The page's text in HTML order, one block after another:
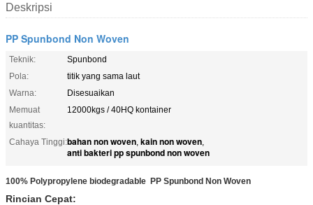
Deskripsi
PP Spunbond Non Woven
Teknik:
Spunbond
Pola:
titik yang sama laut
Warna:
Disesuaikan
Memuat
kuantitas:
12000kgs / 40HQ kontainer
Cahaya Tinggi:bahan non woven, kain non woven,
anti bakteri pp spunbond non woven
100% Polypropylene biodegradable PP Spunbond Non Woven
Rincian Cepat: